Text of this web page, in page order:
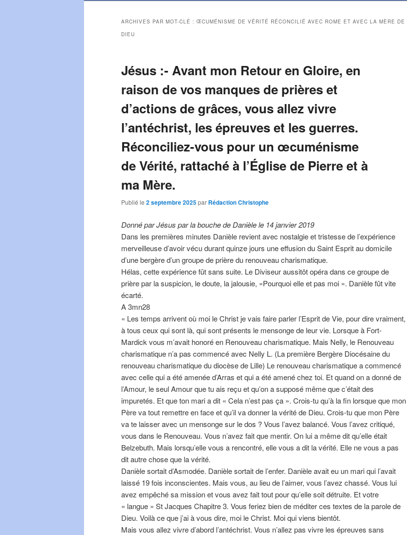
ARCHIVES PAR MOT-CLÉ : ŒCUMÉNISME DE VÉRITÉ RÉCONCILIÉ AVEC ROME ET AVEC LA MÈRE DE
DIEU
Jésus :- Avant mon Retour en Gloire, en
raison de vos manques de prières et
d’actions de grâces, vous allez vivre
l’antéchrist, les épreuves et les guerres.
Réconciliez-vous pour un œcuménisme
de Vérité, rattaché à l’Église de Pierre et à
ma Mère.
Publié le 2 septembre 2025par Rédaction Christophe
Donné par Jésus par la bouche de Danièle le 14 janvier 2019
Dans les premières minutes Danièle revient avec nostalgie et tristesse de l’expérience
merveilleuse d’avoir vécu durant quinze jours une effusion du Saint Esprit au domicile
d’une bergère d’un groupe de prière du renouveau charismatique.
Hélas, cette expérience fût sans suite. Le Diviseur aussitôt opéra dans ce groupe de
prière par la suspicion, le doute, la jalousie, »Pourquoi elle et pas moi ». Danièle fût vite
écarté.
A 3mn28
« Les temps arrivent où moi le Christ je vais faire parler l’Esprit de Vie, pour dire vraiment,
à tous ceux qui sont là, qui sont présents le mensonge de leur vie. Lorsque à Fort-
Mardick vous m’avait honoré en Renouveau charismatique. Mais Nelly, le Renouveau
charismatique n’a pas commencé avec Nelly L. (La première Bergère Diocésaine du
renouveau charismatique du diocèse de Lille) Le renouveau charismatique a commencé
avec celle qui a été amenée d’Arras et qui a été amené chez toi. Et quand on a donné de
l’Amour, le seul Amour que tu ais reçu et qu’on a supposé même que c’était des
impuretés. Et que ton mari a dit « Cela n’est pas ça ». Crois-tu qu’à la fin lorsque que mon
Père va tout remettre en face et qu’il va donner la vérité de Dieu. Crois-tu que mon Père
va te laisser avec un mensonge sur le dos ? Vous l’avez balancé. Vous l’avez critiqué,
vous dans le Renouveau. Vous n’avez fait que mentir. On lui a même dit qu’elle était
Belzebuth. Mais lorsqu’elle vous a rencontré, elle vous a dit la vérité. Elle ne vous a pas
dit autre chose que la vérité.
Danièle sortait d’Asmodée. Danièle sortait de l’enfer. Danièle avait eu un mari qui l’avait
laissé 19 fois inconscientes. Mais vous, au lieu de l’aimer, vous l’avez chassé. Vous lui
avez empêché sa mission et vous avez fait tout pour qu’elle soit détruite. Et votre
« langue » St Jacques Chapitre 3. Vous feriez bien de méditer ces textes de la parole de
Dieu. Voilà ce que j’ai à vous dire, moi le Christ. Moi qui viens bientôt.
Mais vous allez vivre d’abord l’antéchrist. Vous n’allez pas vivre les épreuves sans